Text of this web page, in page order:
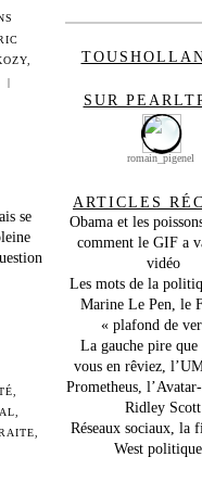
|
se
SUR
romain_pigenel
ARTICLES
Obama et les
comment le GIF a
vidéo
Les mots de la
Marine Le Pen, le
« plafond de
La gauche pire
vous en rêviez,
Prometheus,
Ridley Scott
Réseaux sociaux, la
West